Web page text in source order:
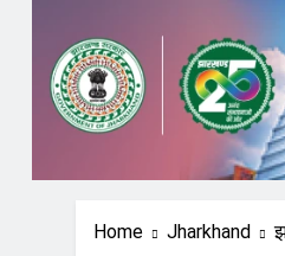
Home Jharkhand